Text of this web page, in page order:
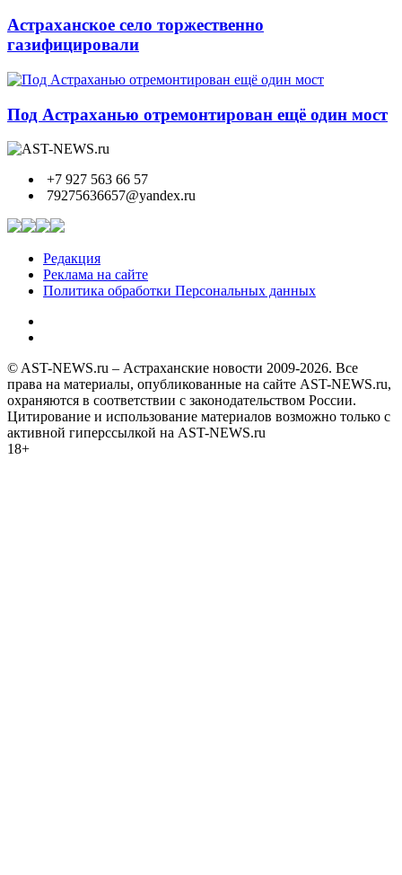
Астраханское село торжественно
газифицировали
Под Астраханью отремонтирован ещё один мост
+7 927 563 66 57
79275636657@yandex.ru
Редакция
Реклама на сайте
Политика обработки Персональных данных
© AST-NEWS.ru – Астраханские новости 2009-2026. Все
права на материалы, опубликованные на сайте AST-NEWS.ru,
охраняются в соответствии с законодательством России.
Цитирование и использование материалов возможно только с
активной гиперссылкой на AST-NEWS.ru
18+